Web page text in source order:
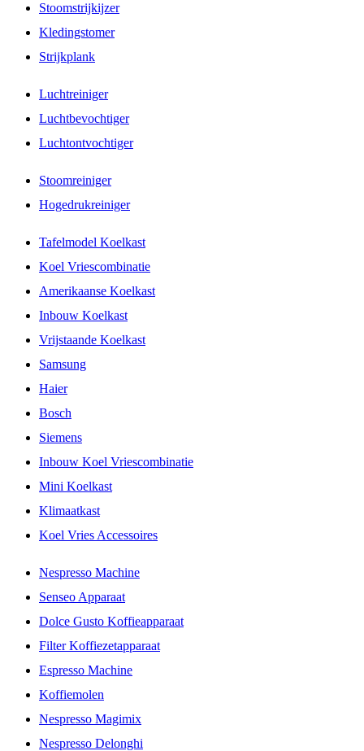
Stoomstrijkijzer
Kledingstomer
Strijkplank
Luchtreiniger
Luchtbevochtiger
Luchtontvochtiger
Stoomreiniger
Hogedrukreiniger
Tafelmodel Koelkast
Koel Vriescombinatie
Amerikaanse Koelkast
Inbouw Koelkast
Vrijstaande Koelkast
Samsung
Haier
Bosch
Siemens
Inbouw Koel Vriescombinatie
Mini Koelkast
Klimaatkast
Koel Vries Accessoires
Nespresso Machine
Senseo Apparaat
Dolce Gusto Koffieapparaat
Filter Koffiezetapparaat
Espresso Machine
Koffiemolen
Nespresso Magimix
Nespresso Delonghi